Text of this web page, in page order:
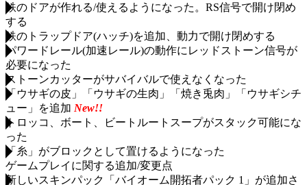
鉄のドアが作れる/使えるようになった。RS信号で開け閉め
する
鉄のトラップドア(ハッチ)を追加、動力で開け閉めする
パワードレール(加速レール)の動作にレッドストーン信号が
必要になった
ストーンカッターがサバイバルで使えなくなった
「ウサギの皮」「ウサギの生肉」「焼き兎肉」「ウサギシチ
ュー」を追加 New!!
トロッコ、ボート、ビートルートスープがスタック可能にな
った
「糸」がブロックとして置けるようになった
ゲームプレイに関する追加/変更点
新しいスキンパック「バイオーム開拓者パック 1」が追加さ